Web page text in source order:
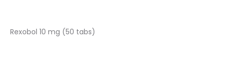
Rexobol 10 mg (50 tabs)